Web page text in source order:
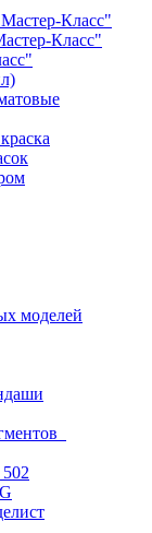
Класс"
Класс"
моделей